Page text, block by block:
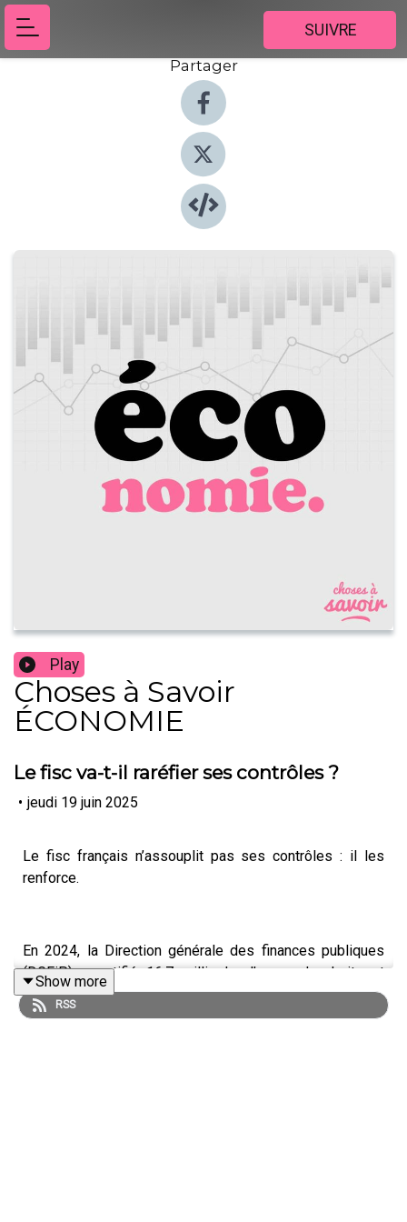
SUIVRE
Partager
Play
Choses à Savoir
ÉCONOMIE
Le fisc va-t-il raréfier ses contrôles ?
• jeudi 19 juin 2025
Le fisc français n’assouplit pas ses contrôles : il les
renforce.
En 2024, la Direction générale des finances publiques
(DGFiP) a notifié 16,7 milliards d’euros de droits et
pénalités, un record selon son dernier rapport d’activité –
soit un milliard de plus qu’en 2023.
Show more
RSS